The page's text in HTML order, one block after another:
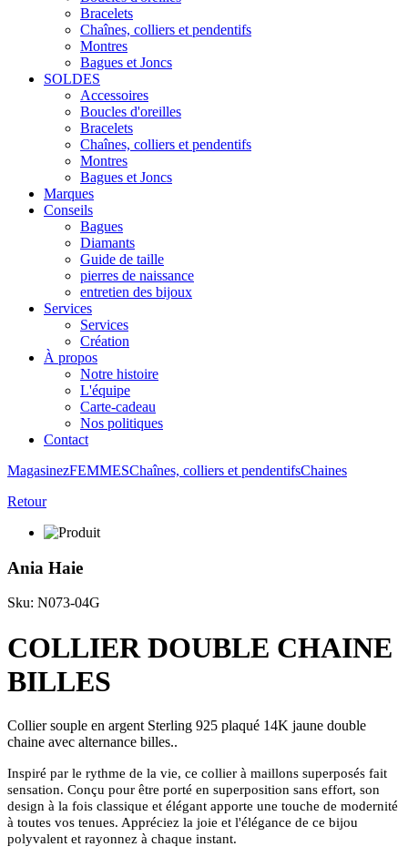
Bracelets
Chaînes, colliers et pendentifs
Montres
Bagues et Joncs
SOLDES
Accessoires
Boucles d'oreilles
Bracelets
Chaînes, colliers et pendentifs
Montres
Bagues et Joncs
Marques
Conseils
Bagues
Diamants
Guide de taille
pierres de naissance
entretien des bijoux
Services
Services
Création
À propos
Notre histoire
L'équipe
Carte-cadeau
Nos politiques
Contact
MagasinezFEMMESChaînes, colliers et pendentifsChaines
Retour
Ania Haie
Sku: N073-04G
COLLIER DOUBLE CHAINE
BILLES
Collier souple en argent Sterling 925 plaqué 14K jaune double
chaine avec alternance billes..
Inspiré par le rythme de la vie, ce collier à maillons superposés fait
sensation. Conçu pour être porté en superposition sans effort, son
design à la fois classique et élégant apporte une touche de modernité
à toutes vos tenues. Appréciez la joie et l'élégance de ce bijou
polyvalent et rayonnez à chaque instant.